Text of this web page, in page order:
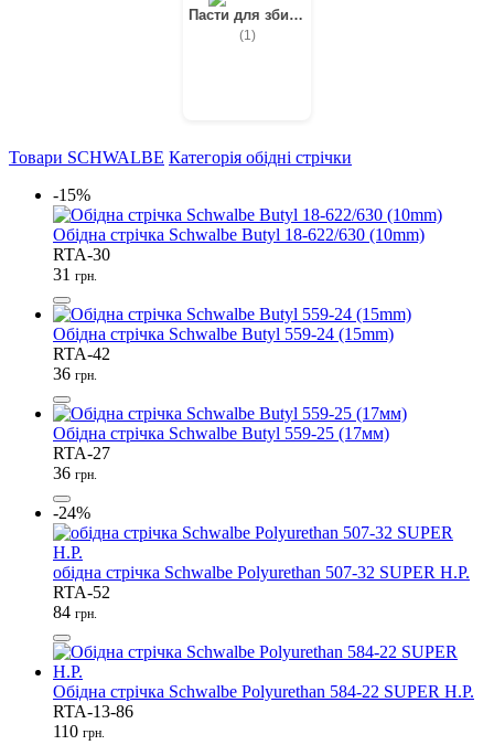
Пасти для збирання
(1)
Товари SCHWALBE Категорія обідні стрічки
-15%
Обідна стрічка Schwalbe Butyl 18-622/630 (10mm)
RTA-30
31 грн.
Обідна стрічка Schwalbe Butyl 559-24 (15mm)
RTA-42
36 грн.
Обідна стрічка Schwalbe Butyl 559-25 (17мм)
RTA-27
36 грн.
-24%
обідна стрічка Schwalbe Polyurethan 507-32 SUPER H.P.
RTA-52
84 грн.
Обідна стрічка Schwalbe Polyurethan 584-22 SUPER H.P.
RTA-13-86
110 грн.